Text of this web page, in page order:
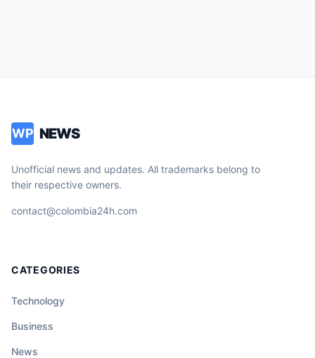
WP NEWS
Unofficial news and updates. All trademarks belong to
their respective owners.
contact@colombia24h.com
CATEGORIES
Technology
Business
News